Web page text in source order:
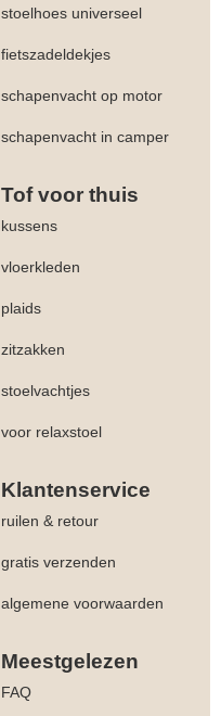
stoelhoes universeel
fietszadeldekjes
schapenvacht op motor
schapenvacht in camper
Tof voor thuis
kussens
vloerkleden
plaids
zitzakken
stoelvachtjes
voor relaxstoel
Klantenservice
ruilen & retour
gratis verzenden
algemene voorwaarden
Meestgelezen
FAQ